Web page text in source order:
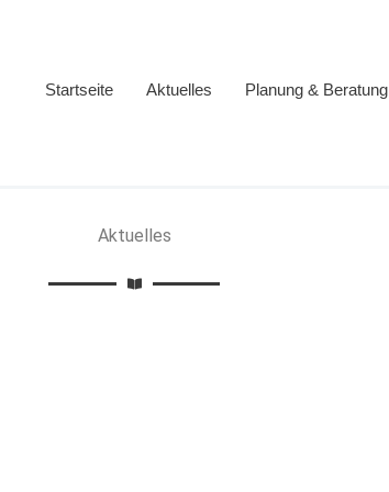
Startseite
Aktuelles Planung & Beratung
Aktuelles